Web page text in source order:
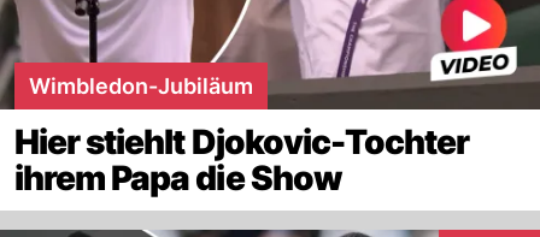
Wimbledon-Jubiläum
Hier stiehlt Djokovic-Tochter
ihrem Papa die Show